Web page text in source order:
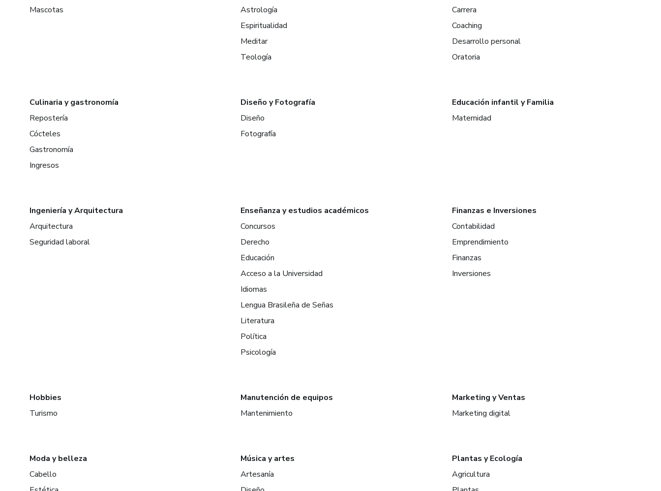
Mascotas
Astrología
Espiritualidad
Meditar
Teología
Carrera
Coaching
Desarrollo personal
Oratoria
Culinaria y gastronomía
Repostería
Cócteles
Gastronomía
Ingresos
Diseño y Fotografía
Diseño
Fotografía
Educación infantil y Familia
Maternidad
Ingeniería y Arquitectura
Arquitectura
Seguridad laboral
Enseñanza y estudios académicos
Concursos
Derecho
Educación
Acceso a la Universidad
Idiomas
Lengua Brasileña de Señas
Literatura
Política
Psicología
Finanzas e Inversiones
Contabilidad
Emprendimiento
Finanzas
Inversiones
Hobbies
Turismo
Manutención de equipos
Mantenimiento
Marketing y Ventas
Marketing digital
Moda y belleza
Cabello
Música y artes
Artesanía
Plantas y Ecología
Agricultura